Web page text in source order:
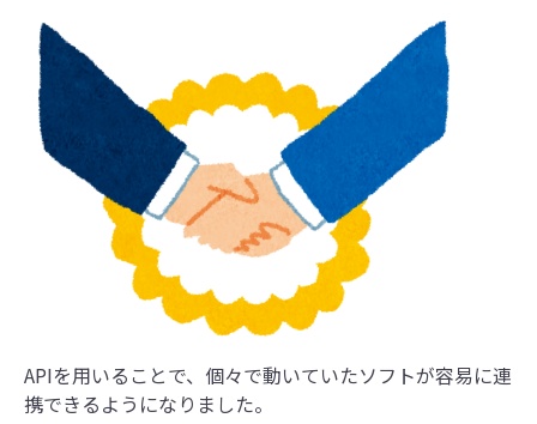
APIを用いることで、個々で動いていたソフトが容易に連
携できるようになりました。